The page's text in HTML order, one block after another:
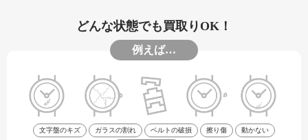
どんな状態でも買取りOK！
例えば…
文字盤のキズ ガラスの割れ ベルトの破損 擦り傷 動かない